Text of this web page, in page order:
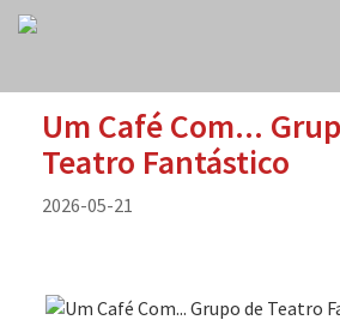
Um Café Com...
Teatro Fantástico
2026-05-21